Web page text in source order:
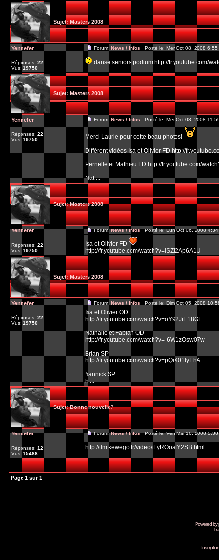
Sujet:Masters 2008
Yennefer
Réponses:22
Vus:19750
Forum:News / InfosPosté le: Mer Oct 08, 2008
danse seniors podium http://fr.youtube.com/
Sujet:Masters 2008
Yennefer
Réponses:22
Vus:19750
Forum:News / InfosPosté le: Mer Oct 08, 2008
Merci Laurie pour cette beau photos!
Différent vidéos Isa et Olivier FD http://
Pernelle et Mathieu FD http://fr.youtube.com/
Nat ...
Sujet:Masters 2008
Yennefer
Réponses:22
Vus:19750
Forum:News / InfosPosté le: Lun Oct 06, 2008
Isa et Olivier FD
http://fr.youtube.com/watch?v=lSZI2Ap6A1U
Sujet:Masters 2008
Yennefer
Réponses:22
Vus:19750
Forum:News / InfosPosté le: Dim Oct 05, 2008
Isa et Olivier OD
http://fr.youtube.com/watch?v=oY92JiE18GE
Nathalie et Fabian OD
http://fr.youtube.com/watch?v=-6W1zOsw07w
Brian SP
http://fr.youtube.com/watch?v=pQiX01IyEhA
Yannick SP
h ...
Sujet:Bonne nouvelle?
Yennefer
Réponses:12
Vus:15488
Forum:News / InfosPosté le: Ven Mai 16, 2008
http://tlm.kewego.fr/video/iLyROoafY2SB.html
Page 1 sur1
Powered by